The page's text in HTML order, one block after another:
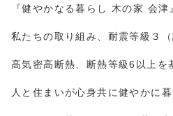
『健やかなる暮らし 木の家 会津
私たちの取り組み、耐震等級３（
高気密高断熱、断熱等級6以上を
人と住まいが心身共に健やかに